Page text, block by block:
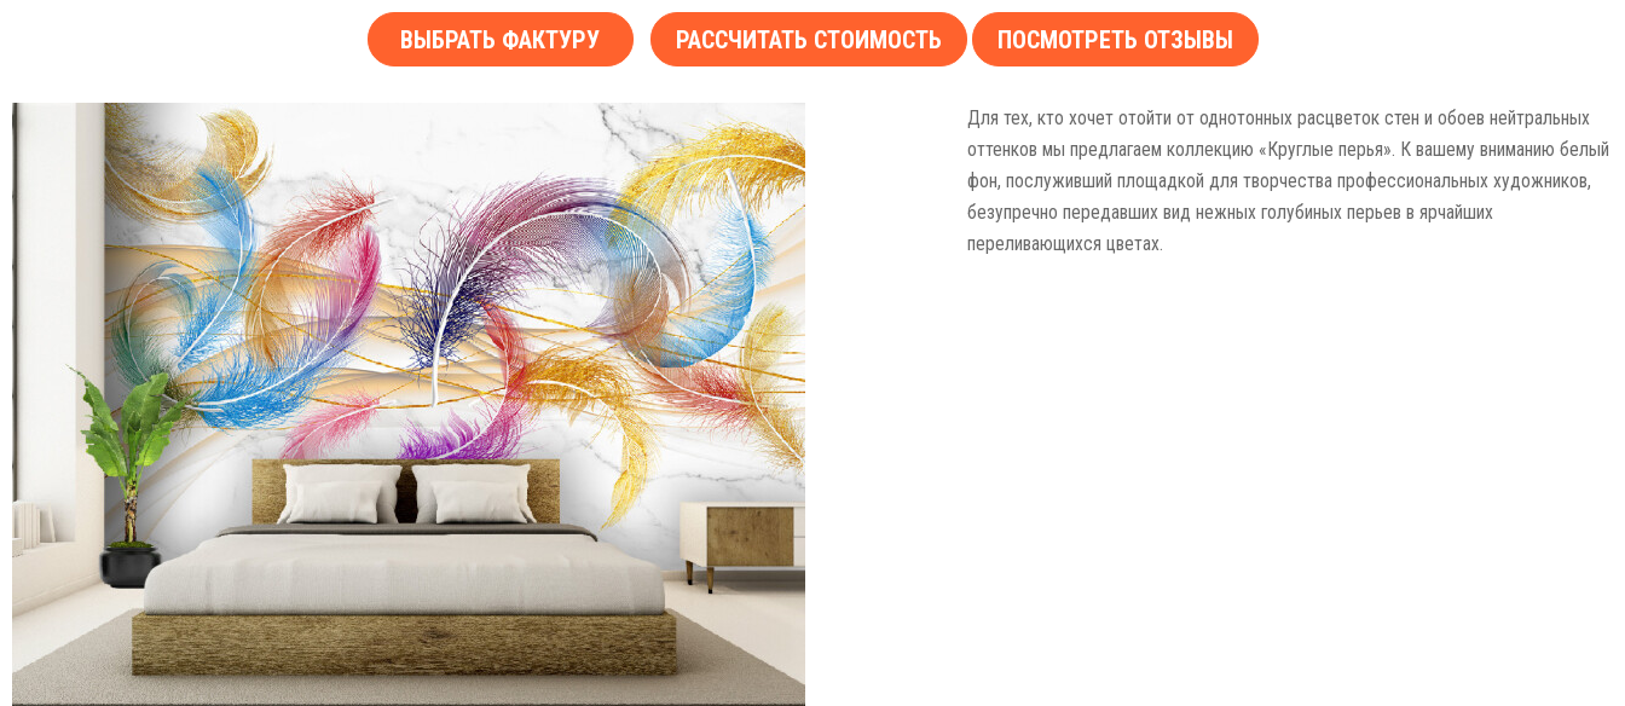
ВЫБРАТЬ ФАКТУРУ РАССЧИТАТЬ СТОИМОСТЬ ПОСМОТРЕТЬ ОТЗЫВЫ
Для тех, кто хочет отойти от однотонных расцветок стен и обоев нейтральных
оттенков мы предлагаем коллекцию «Круглые перья». К вашему вниманию белый
фон, послуживший площадкой для творчества профессиональных художников,
безупречно передавших вид нежных голубиных перьев в ярчайших
переливающихся цветах.